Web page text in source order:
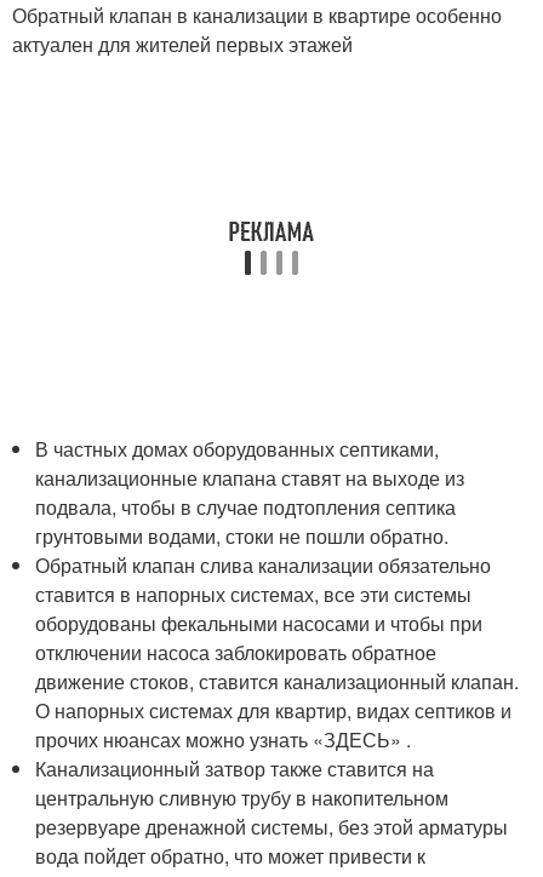
Обратный клапан в канализации в квартире особенно
актуален для жителей первых этажей
В частных домах оборудованных септиками,
канализационные клапана ставят на выходе из
подвала, чтобы в случае подтопления септика
грунтовыми водами, стоки не пошли обратно.
Обратный клапан слива канализации обязательно
ставится в напорных системах, все эти системы
оборудованы фекальными насосами и чтобы при
отключении насоса заблокировать обратное
движение стоков, ставится канализационный клапан.
О напорных системах для квартир, видах септиков и
прочих нюансах можно узнать «ЗДЕСЬ» .
Канализационный затвор также ставится на
центральную сливную трубу в накопительном
резервуаре дренажной системы, без этой арматуры
вода пойдет обратно, что может привести к